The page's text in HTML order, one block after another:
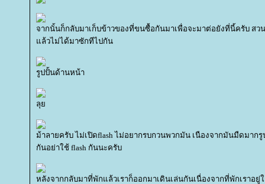
จากนั้นก็กลับมาเก็บข้าวของที่ขนซื้อกันมาเพื่อจะมาต่อยังที่นี้ครับ สว
ล้วไม่ได้มาซักทีไปกัน
รูปปั้นด้านหน้า
ลุ
ม้าลายครับ ไม่เปิดflash ไม่อยากรบกวนพวกมัน เนืองจากมันมืดมากรู
กันอย่าใช้ flash กันนะครับ
หลังจากกลับมาที่พักแล้วเราก็ออกมาเดินเล่นกันเนื่องจากที่พักเราอ